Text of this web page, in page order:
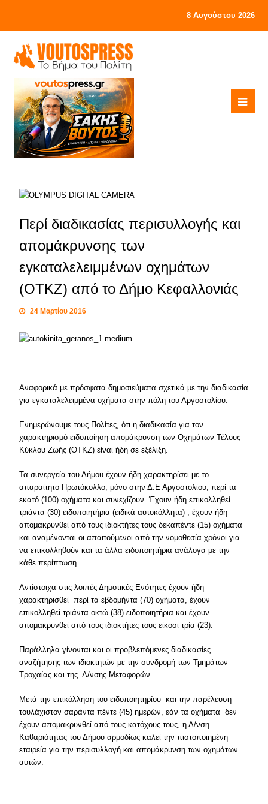
8 Αυγούστου 2026
Περί διαδικασίας περισυλλογής και
απομάκρυνσης των
εγκαταλελειμμένων οχημάτων
(ΟΤΚΖ) από το Δήμο Κεφαλλονιάς
24 Μαρτίου 2016
Αναφορικά με πρόσφατα δημοσιεύματα σχετικά με την διαδικασία
για εγκαταλελειμμένα οχήματα στην πόλη του Αργοστολίου.
Ενημερώνουμε τους Πολίτες, ότι η διαδικασία για τον
χαρακτηρισμό-ειδοποίηση-απομάκρυνση των Οχημάτων Τέλους
Κύκλου Ζωής (ΟΤΚΖ) είναι ήδη σε εξέλιξη.
Τα συνεργεία του Δήμου έχουν ήδη χαρακτηρίσει με το
απαραίτητο Πρωτόκολλο, μόνο στην Δ.Ε Αργοστολίου, περί τα
εκατό (100) οχήματα και συνεχίζουν. Έχουν ήδη επικολληθεί
τριάντα (30) ειδοποιητήρια (ειδικά αυτοκόλλητα) , έχουν ήδη
απομακρυνθεί από τους ιδιοκτήτες τους δεκαπέντε (15) οχήματα
και αναμένονται οι απαιτούμενοι από την νομοθεσία χρόνοι για
να επικολληθούν και τα άλλα ειδοποιητήρια ανάλογα με την
κάθε περίπτωση.
Αντίστοιχα στις λοιπές Δημοτικές Ενότητες έχουν ήδη
χαρακτηρισθεί περί τα εβδομήντα (70) οχήματα, έχουν
επικολληθεί τριάντα οκτώ (38) ειδοποιητήρια και έχουν
απομακρυνθεί από τους ιδιοκτήτες τους είκοσι τρία (23).
Παράλληλα γίνονται και οι προβλεπόμενες διαδικασίες
αναζήτησης των ιδιοκτητών με την συνδρομή των Τμημάτων
Τροχαίας και της Δ/νσης Μεταφορών.
Μετά την επικόλληση του ειδοποιητηρίου και την παρέλευση
τουλάχιστον σαράντα πέντε (45) ημερών, εάν τα οχήματα δεν
έχουν απομακρυνθεί από τους κατόχους τους, η Δ/νση
Καθαριότητας του Δήμου αρμοδίως καλεί την πιστοποιημένη
εταιρεία για την περισυλλογή και απομάκρυνση των οχημάτων
αυτών.